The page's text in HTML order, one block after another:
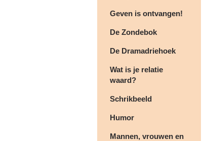
Geven is ontvangen!
De Zondebok
De Dramadriehoek
Wat is je relatie
waard?
Schrikbeeld
Humor
Mannen, vrouwen en